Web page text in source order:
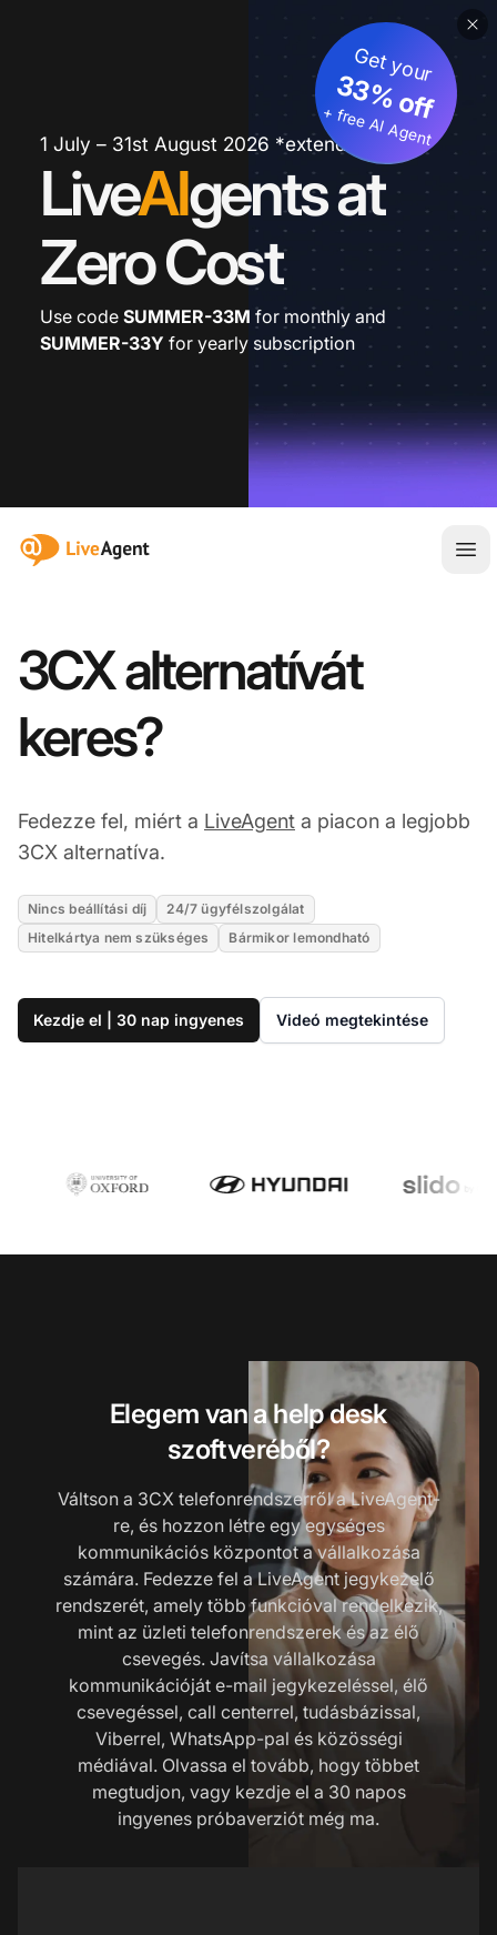
1 July – 31st August 2026 *extended
LiveAIgents at
Zero Cost
Get your
33% off
+ free AI Agent
Use code SUMMER-33M for monthly and
SUMMER-33Y for yearly subscription
:site.title
3CX alternatívát
keres?
Fedezze fel, miért a LiveAgent a piacon a legjobb
3CX alternatíva.
Nincs beállítási díj
24/7 ügyfélszolgálat
Hitelkártya nem szükséges
Bármikor lemondható
Kezdje el | 30 nap ingyenes Videó megtekintése
Elegem van a help desk
szoftveréből?
Váltson a 3CX telefonrendszerről a LiveAgent-
re, és hozzon létre egy egységes
kommunikációs központot a vállalkozása
számára. Fedezze fel a LiveAgent jegykezelő
rendszerét, amely több funkcióval rendelkezik,
mint az üzleti telefonrendszerek és az élő
csevegés. Javítsa vállalkozása
kommunikációját e-mail jegykezeléssel, élő
csevegéssel, call centerrel, tudásbázissal,
Viberrel, WhatsApp-pal és közösségi
médiával. Olvassa el tovább, hogy többet
megtudjon, vagy kezdje el a 30 napos
ingyenes próbaverziót még ma.